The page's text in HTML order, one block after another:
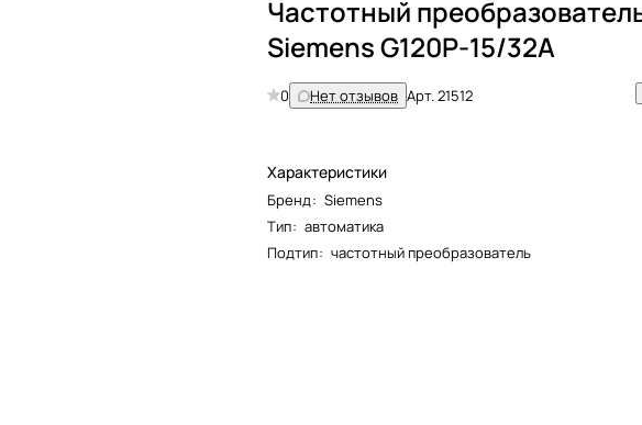
Частотный
Siemens G120P-15/32A
0 Нет отзывов Арт.21512
Характеристики
Бренд: Siemens
Тип: автоматика
Подтип: частотный преобразователь